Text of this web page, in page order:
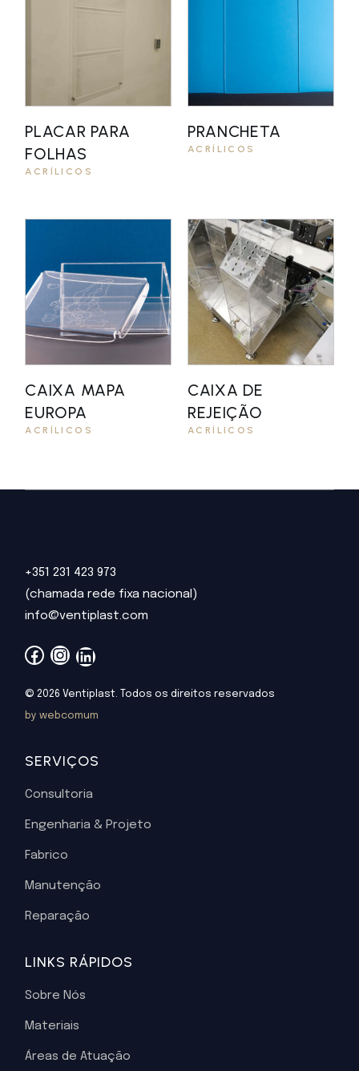
PLACAR PARA
FOLHAS
ACRÍLICOS
PRANCHETA
ACRÍLICOS
CAIXA MAPA
EUROPA
ACRÍLICOS
CAIXA DE
REJEIÇÃO
ACRÍLICOS
+351 231 423 973
(chamada rede fixa nacional)
info@ventiplast.com
Facebook
Instagram
LinkedIn
© 2026 Ventiplast. Todos os direitos reservados
by webcomum
SERVIÇOS
Consultoria
Engenharia & Projeto
Fabrico
Manutenção
Reparação
LINKS RÁPIDOS
Sobre Nós
Materiais
Áreas de Atuação